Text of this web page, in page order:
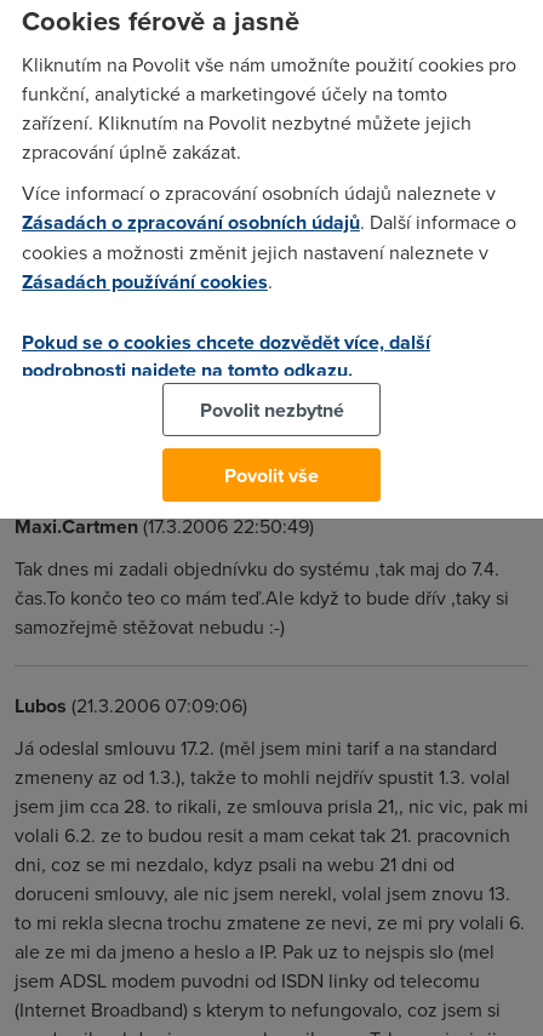
Maxi.Cartmen(9.3.2006 00:15:13)
To stávající připojení není ADSL ,ale (zaplať pán Bůh,ale když
to vemu z jiný stránky věci a to rychlost tak smůla) GPRS.Tak
Rick(17.3.2006 17:58:16)
Nejdříve tři týdny. Může to být s jejich neschopností i 2
(17.3.2006 20:11:33)
Není CLASSIC náhodu přes ČTc ?? Pak to maj do 7 dnů
Maxi.Cartmen(17.3.2006 22:50:49)
Tak dnes mi zadali objednívku do systému ,tak maj do 7.4.
čas.To končo teo co mám teď.Ale když to bude dřív ,taky si
samozřejmě stěžovat nebudu :-)
Lubos (21.3.2006 07:09:06)
Já odeslal smlouvu 17.2. (měl jsem mini tarif a na standard
zmeneny az od 1.3.), takže to mohli nejdřív spustit 1.3. volal
jsem jim cca 28. to rikali, ze smlouva prisla 21,, nic vic, pak mi
volali 6.2. ze to budou resit a mam cekat tak 21. pracovnich
dni, coz se mi nezdalo, kdyz psali na webu 21 dni od
doruceni smlouvy, ale nic jsem nerekl, volal jsem znovu 13.
to mi rekla slecna trochu zmatene ze nevi, ze mi pry volali 6.
ale ze mi da jmeno a heslo a IP. Pak uz to nejspis slo (mel
jsem ADSL modem puvodni od ISDN linky od telecomu
(Internet Broadband) s kterym to nefungovalo, coz jsem si
Cookies férově a jasně
Kliknutím na Povolit vše nám umožníte použití cookies pro
funkční, analytické a marketingové účely na tomto
zařízení. Kliknutím na Povolit nezbytné můžete jejich
zpracování úplně zakázat.
Více informací o zpracování osobních údajů naleznete v
Zásadách o zpracování osobních údajů. Další informace o
cookies a možnosti změnit jejich nastavení naleznete v
Zásadách používání cookies.
Pokud se o cookies chcete dozvědět více, další
podrobnosti najdete na tomto odkazu.
Povolit nezbytné
Povolit vše